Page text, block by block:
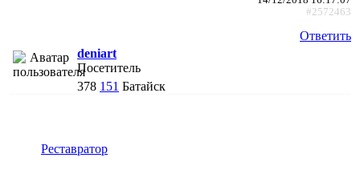
#2572463
Ответить
deniart
Посетитель
378 151 Батайск
Реставратор